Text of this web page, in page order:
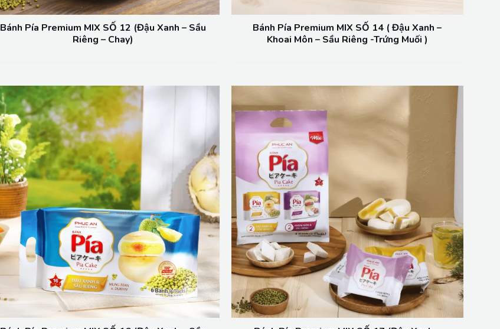
Bánh Pía Premium MIX SỐ 12 (Đậu Xanh – Sầu
Riêng – Chay)
Bánh Pía Premium MIX SỐ 14 ( Đậu Xanh –
Khoai Môn – Sầu Riêng -Trứng Muối )